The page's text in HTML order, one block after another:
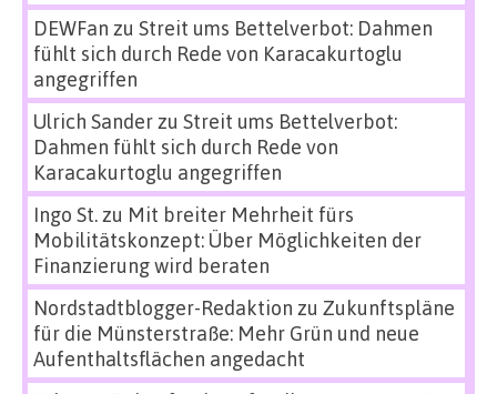
DEWFan zu Streit ums Bettelverbot: Dahmen
fühlt sich durch Rede von Karacakurtoglu
angegriffen
Ulrich Sanderzu Streit ums Bettelverbot:
Dahmen fühlt sich durch Rede von
Karacakurtoglu angegriffen
Ingo St.zu Mit breiter Mehrheit fürs
Mobilitätskonzept: Über Möglichkeiten der
Finanzierung wird beraten
Nordstadtblogger-Redaktion zu Zukunftspläne
für die Münsterstraße: Mehr Grün und neue
Aufenthaltsflächen angedacht